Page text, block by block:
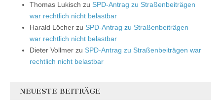
Thomas Lukisch zu SPD-Antrag zu Straßenbeiträgen
war rechtlich nicht belastbar
Harald Löcher zu SPD-Antrag zu Straßenbeiträgen
war rechtlich nicht belastbar
Dieter Vollmer zu SPD-Antrag zu Straßenbeiträgen war
rechtlich nicht belastbar
NEUESTE BEITRÄGE